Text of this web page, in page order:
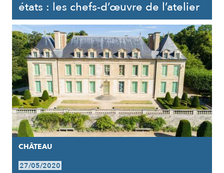
états : les chefs-d’œuvre de l’atelier
CHÂTEAU
27/05/2020